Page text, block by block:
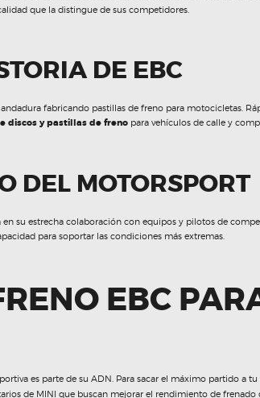
que la distingue de sus competidores.
DE EBC
fabricando pastillas de freno para motocicletas.
discos y pastillas de freno para vehículos de calle y
DEL MOTORSPORT
su estrecha colaboración con equipos y pilotos de
para soportar las condiciones más extremas.
EBC
es parte de su ADN. Para sacar el máximo partido a
de MINI que buscan mejorar el rendimiento de frenado